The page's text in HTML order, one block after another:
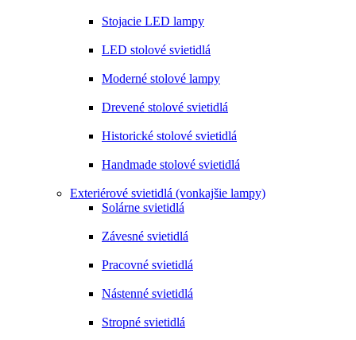
Stojacie LED lampy
LED stolové svietidlá
Moderné stolové lampy
Drevené stolové svietidlá
Historické stolové svietidlá
Handmade stolové svietidlá
Exteriérové svietidlá (vonkajšie lampy)
Solárne svietidlá
Závesné svietidlá
Pracovné svietidlá
Nástenné svietidlá
Stropné svietidlá